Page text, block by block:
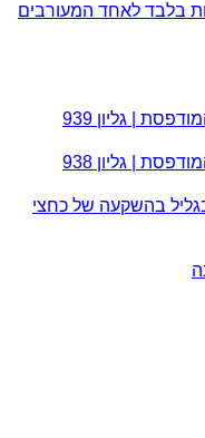
בלבד לאחד המעורבים
| גליון 939
| גליון 938
בהשקעה של כחצי